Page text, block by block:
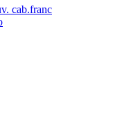
cab.franc